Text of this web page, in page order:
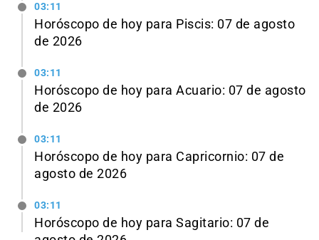
03:11
Horóscopo de hoy para Piscis: 07 de agosto
de 2026
03:11
Horóscopo de hoy para Acuario: 07 de agosto
de 2026
03:11
Horóscopo de hoy para Capricornio: 07 de
agosto de 2026
03:11
Horóscopo de hoy para Sagitario: 07 de